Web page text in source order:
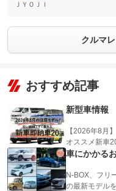
ＪＹＯＪＩ
クルマ
おすすめ記事
新型車情報
【2026年8月
オススメ新車
車にかかる
N-BOX、フリ
の最新モデル